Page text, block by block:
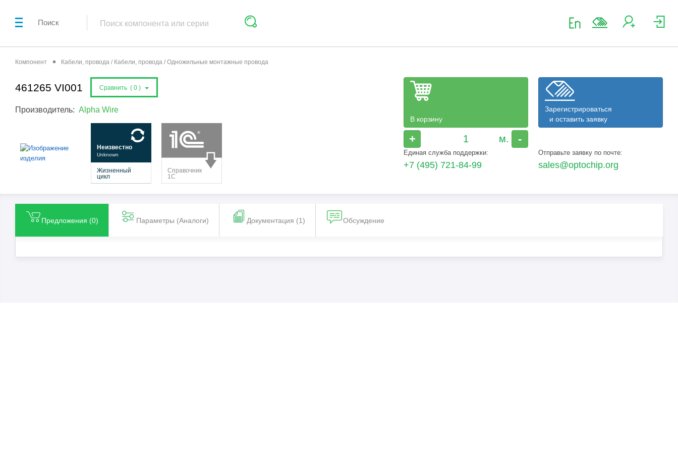
Поиск
Компонент Кабели, провода / Кабели, провода / Одножильные монтажные провода
461265 VI001 Сравнить ( 0 )
Производитель: Alpha Wire
В корзину
+ -
Зарегистрироваться
и оставить заявку
Единая служба поддержки:
+7 (495) 721-84-99
Отправьте заявку по почте:
sales@optochip.org
Предложения (0) Параметры (Aналоги) Документация (1) Обсуждение